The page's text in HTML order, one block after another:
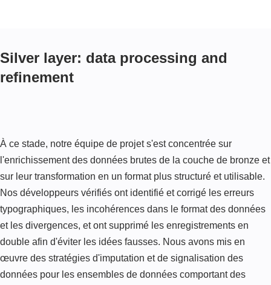
Silver layer: data processing and
refinement
À ce stade, notre équipe de projet s'est concentrée sur
l'enrichissement des données brutes de la couche de bronze et
sur leur transformation en un format plus structuré et utilisable.
Nos développeurs vérifiés ont identifié et corrigé les erreurs
typographiques, les incohérences dans le format des données
et les divergences, et ont supprimé les enregistrements en
double afin d'éviter les idées fausses. Nous avons mis en
œuvre des stratégies d'imputation et de signalisation des
données pour les ensembles de données comportant des